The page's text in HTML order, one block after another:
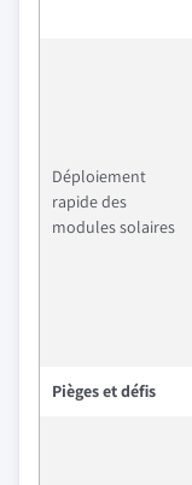
Déploiement
rapide des
modules solaires
Pièges et défis